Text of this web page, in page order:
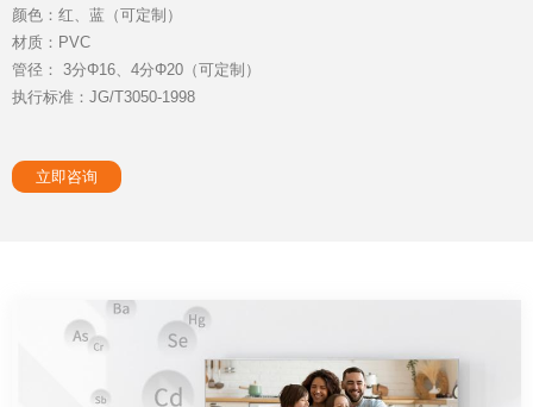
颜色：红、蓝（可定制）
材质：PVC
管径： 3分Φ16、4分Φ20（可定制）
执行标准：JG/T3050-1998
立即咨询